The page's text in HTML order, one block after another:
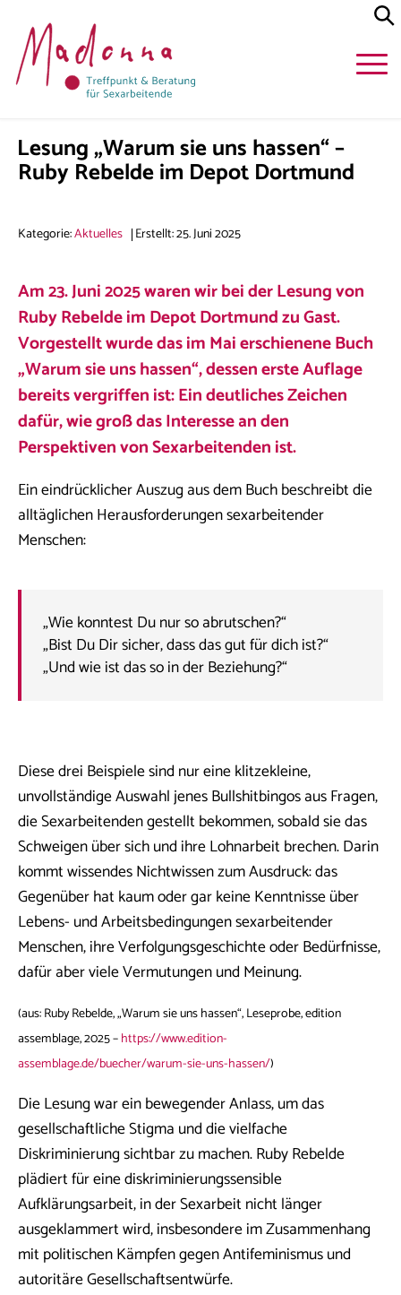
Lesung „Warum sie uns hassen“ –
Ruby Rebelde im Depot Dortmund
Kategorie:Aktuelles Erstellt: 25. Juni 2025
Am 23. Juni 2025 waren wir bei der Lesung von
Ruby Rebelde im Depot Dortmund zu Gast.
Vorgestellt wurde das im Mai erschienene Buch
„Warum sie uns hassen“, dessen erste Auflage
bereits vergriffen ist: Ein deutliches Zeichen
dafür, wie groß das Interesse an den
Perspektiven von Sexarbeitenden ist.
Ein eindrücklicher Auszug aus dem Buch beschreibt die
alltäglichen Herausforderungen sexarbeitender
Menschen:
„Wie konntest Du nur so abrutschen?“
„Bist Du Dir sicher, dass das gut für dich ist?“
„Und wie ist das so in der Beziehung?“
Diese drei Beispiele sind nur eine klitzekleine,
unvollständige Auswahl jenes Bullshitbingos aus Fragen,
die Sexarbeitenden gestellt bekommen, sobald sie das
Schweigen über sich und ihre Lohnarbeit brechen. Darin
kommt wissendes Nichtwissen zum Ausdruck: das
Gegenüber hat kaum oder gar keine Kenntnisse über
Lebens- und Arbeitsbedingungen sexarbeitender
Menschen, ihre Verfolgungsgeschichte oder Bedürfnisse,
dafür aber viele Vermutungen und Meinung.
(aus: Ruby Rebelde, „Warum sie uns hassen“, Leseprobe, edition
assemblage, 2025 –https://www.edition-
assemblage.de/buecher/warum-sie-uns-hassen/)
Die Lesung war ein bewegender Anlass, um das
gesellschaftliche Stigma und die vielfache
Diskriminierung sichtbar zu machen. Ruby Rebelde
plädiert für eine diskriminierungssensible
Aufklärungsarbeit, in der Sexarbeit nicht länger
ausgeklammert wird, insbesondere im Zusammenhang
mit politischen Kämpfen gegen Antifeminismus und
autoritäre Gesellschaftsentwürfe.